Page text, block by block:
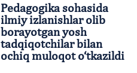
Pedagogika sohasida
ilmiy izlanishlar olib
borayotgan yosh
tadqiqotchilar bilan
ochiq muloqot o‘tkazildi